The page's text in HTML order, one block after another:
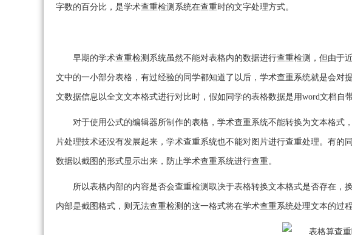
字数的百分比，是学术查重检测系统在查重时的文字处理方式。
早期的学术查重检测系统虽然不能对表格内的数据进行查重检测，但由于
文中的一小部分表格，有过经验的同学都知道了以后，学术查重系统就是会对
文数据信息以全文文本格式进行对比时，假如同学的表格数据是用word文档自
对于使用公式的编辑器所制作的表格，学术查重系统不能转换为文本格式
片处理技术还没有发展起来，学术查重系统也不能对图片进行查重处理。有
数据以截图的形式显示出来，防止学术查重系统进行查重。
所以表格内部的内容是否会查重检测取决于表格转换文本格式是否存在
内部是截图格式，则无法查重检测的这一格式将在学术查重系统处理文本的过程